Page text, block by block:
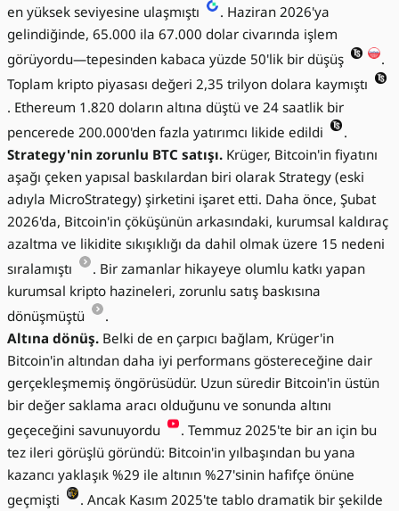
en yüksek seviyesine ulaşmıştı
. Haziran 2026'ya
gelindiğinde, 65.000 ila 67.000 dolar civarında işlem
görüyordu—tepesinden kabaca yüzde 50'lik bir düşüş
.
Toplam kripto piyasası değeri 2,35 trilyon dolara kaymıştı
. Ethereum 1.820 doların altına düştü ve 24 saatlik bir
pencerede 200.000'den fazla yatırımcı likide edildi
.
Strategy'nin zorunlu BTC satışı. Krüger, Bitcoin'in fiyatını
aşağı çeken yapısal baskılardan biri olarak Strategy (eski
adıyla MicroStrategy) şirketini işaret etti. Daha önce, Şubat
2026'da, Bitcoin'in çöküşünün arkasındaki, kurumsal kaldıraç
azaltma ve likidite sıkışıklığı da dahil olmak üzere 15 nedeni
sıralamıştı
. Bir zamanlar hikayeye olumlu katkı yapan
kurumsal kripto hazineleri, zorunlu satış baskısına
dönüşmüştü
.
Altına dönüş. Belki de en çarpıcı bağlam, Krüger'in
Bitcoin'in altından daha iyi performans göstereceğine dair
gerçekleşmemiş öngörüsüdür. Uzun süredir Bitcoin'in üstün
bir değer saklama aracı olduğunu ve sonunda altını
geçeceğini savunuyordu
. Temmuz 2025'te bir an için bu
tez ileri görüşlü göründü: Bitcoin'in yılbaşından bu yana
kazancı yaklaşık %29 ile altının %27'sinin hafifçe önüne
geçmişti
. Ancak Kasım 2025'te tablo dramatik bir şekilde